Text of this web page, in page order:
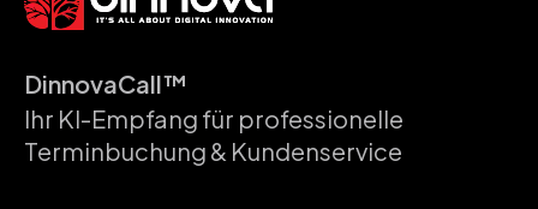
DinnovaCall™
Ihr KI-Empfang für professionelle
Terminbuchung & Kundenservice